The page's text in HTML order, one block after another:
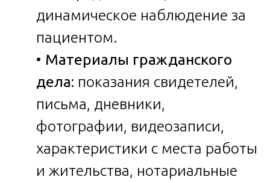
динамическое наблюдение за
пациентом.
• Материалы гражданского
дела: показания свидетелей,
письма, дневники,
фотографии, видеозаписи,
характеристики с места работы
и жительства, нотариальные